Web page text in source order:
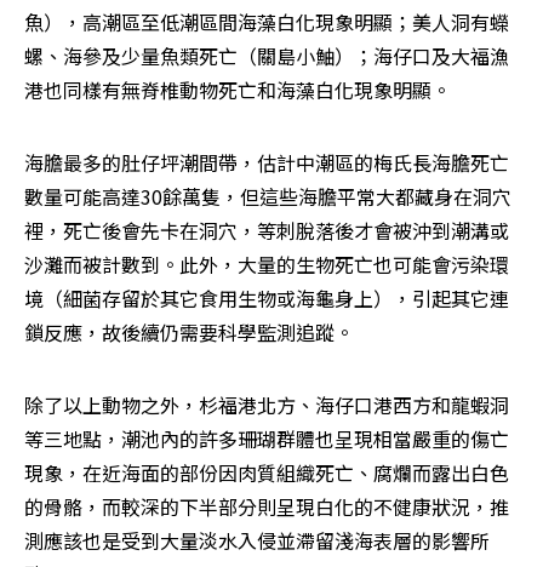
魚），高潮區至低潮區間海藻白化現象明顯；美人洞有蠑
螺、海參及少量魚類死亡（關島小鮋）；海仔口及大福漁
港也同樣有無脊椎動物死亡和海藻白化現象明顯。
海膽最多的肚仔坪潮間帶，估計中潮區的梅氏長海膽死亡
數量可能高達30餘萬隻，但這些海膽平常大都藏身在洞穴
裡，死亡後會先卡在洞穴，等刺脫落後才會被沖到潮溝或
沙灘而被計數到。此外，大量的生物死亡也可能會污染環
境（細菌存留於其它食用生物或海龜身上），引起其它連
鎖反應，故後續仍需要科學監測追蹤。
除了以上動物之外，杉福港北方、海仔口港西方和龍蝦洞
等三地點，潮池內的許多珊瑚群體也呈現相當嚴重的傷亡
現象，在近海面的部份因肉質組織死亡、腐爛而露出白色
的骨骼，而較深的下半部分則呈現白化的不健康狀況，推
測應該也是受到大量淡水入侵並滯留淺海表層的影響所